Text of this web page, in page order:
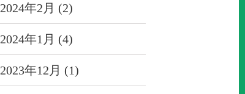
2024年2月 (2)
2024年1月 (4)
2023年12月 (1)